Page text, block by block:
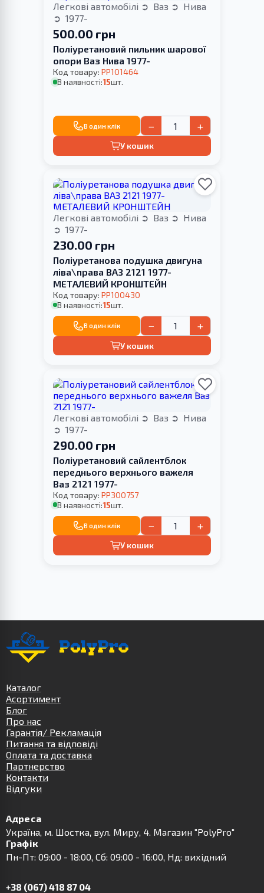
Легкові автомобілі Ваз
Нива
1977-
500.00 грн
Поліуретановий пильник шарової
опори Ваз Нива 1977-
Код товару: PP101464
В наявності:15шт.
В один клік − +
У кошик
Легкові автомобілі Ваз
Нива
1977-
230.00 грн
Поліуретанова подушка двигуна
ліва\права ВАЗ 2121 1977-
МЕТАЛЕВИЙ КРОНШТЕЙН
Код товару: PP100430
В наявності:15шт.
В один клік − +
У кошик
Легкові автомобілі Ваз
Нива
1977-
290.00 грн
Поліуретановий сайлентблок
переднього верхнього важеля
Ваз 2121 1977-
Код товару: PP300757
В наявності:15шт.
В один клік − +
У кошик
Каталог
Асортимент
Блог
Про нас
Гарантія/ Рекламація
Питання та відповіді
Оплата та доставка
Партнерство
Контакти
Відгуки
Адреса
Українa, м. Шостка, вул. Миру, 4. Магазин "PolyPro"
Графік
Пн-Пт: 09:00 - 18:00, Сб: 09:00 - 16:00, Нд: вихідний
+38 (067) 418 87 04